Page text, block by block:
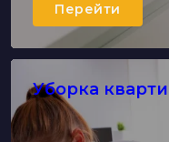
Перейти
Уборка